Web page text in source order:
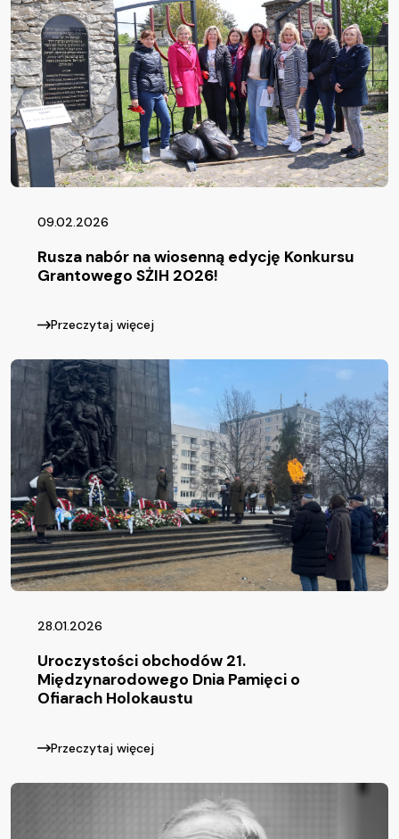
09.02.2026
Rusza nabór na wiosenną edycję Konkursu
Grantowego SŻIH 2026!
Przeczytaj więcej
28.01.2026
Uroczystości obchodów 21.
Międzynarodowego Dnia Pamięci o
Ofiarach Holokaustu
Przeczytaj więcej